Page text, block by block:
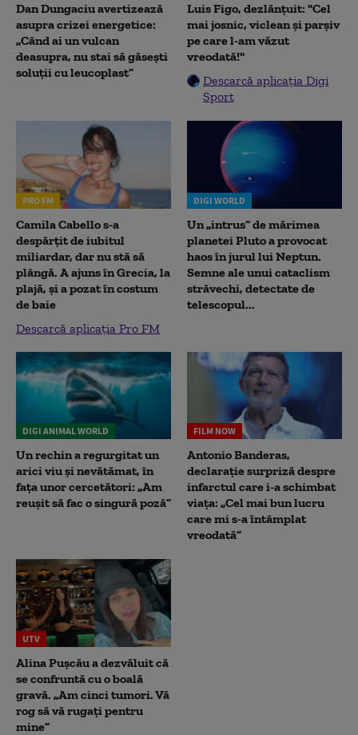
Dan Dungaciu avertizează
asupra crizei energetice:
„Când ai un vulcan
deasupra, nu stai să găsești
soluții cu leucoplast”
Luis Figo, dezlănțuit: "Cel
mai josnic, viclean și parșiv
pe care l-am văzut
vreodată!"
Descarcă aplicația Digi
Sport
PRO FM
Camila Cabello s-a
despărțit de iubitul
miliardar, dar nu stă să
plângă. A ajuns în Grecia, la
plajă, și a pozat în costum
de baie
Descarcă aplicația Pro FM
DIGI WORLD
Un „intrus” de mărimea
planetei Pluto a provocat
haos în jurul lui Neptun.
Semne ale unui cataclism
străvechi, detectate de
telescopul...
DIGI ANIMAL WORLD
Un rechin a regurgitat un
arici viu și nevătămat, în
fața unor cercetători: „Am
reușit să fac o singură poză”
FILM NOW
Antonio Banderas,
declarație surpriză despre
infarctul care i-a schimbat
viața: „Cel mai bun lucru
care mi s-a întâmplat
vreodată”
UTV
Alina Pușcău a dezvăluit că
se confruntă cu o boală
gravă. „Am cinci tumori. Vă
rog să vă rugați pentru
mine”